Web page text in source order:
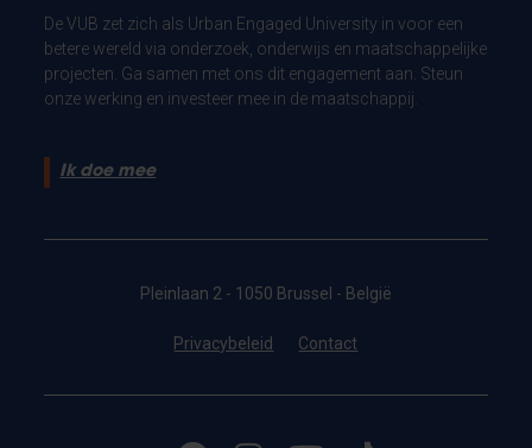
De VUB zet zich als Urban Engaged University in voor een
betere wereld via onderzoek, onderwijs en maatschappelijke
projecten. Ga samen met ons dit engagement aan. Steun
onze werking en investeer mee in de maatschappij.
Ik doe mee
Pleinlaan 2 - 1050 Brussel - België
Privacybeleid Contact